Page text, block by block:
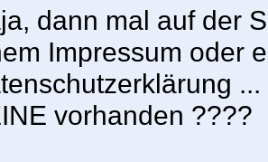
dann mal auf der
Impressum oder
vorhanden ????